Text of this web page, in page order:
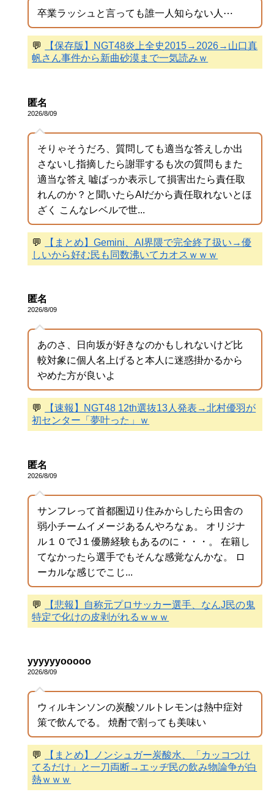
卒業ラッシュと言っても誰一人知らない人⋯
💬
【保存版】NGT48炎上全史2015→2026→山口真
帆さん事件から新曲砂漠まで一気読みｗ
匿名
2026/8/09
そりゃそうだろ、質問しても適当な答えしか出
さないし指摘したら謝罪するも次の質問もまた
適当な答え 嘘ばっか表示して損害出たら責任取
れんのか？と聞いたらAIだから責任取れないとほ
ざく こんなレベルで世...
💬
【まとめ】Gemini、AI界隈で完全終了扱い→優
しいから好む民も同数沸いてカオスｗｗｗ
匿名
2026/8/09
あのさ、日向坂が好きなのかもしれないけど比
較対象に個人名上げると本人に迷惑掛かるから
やめた方が良いよ
💬
【速報】NGT48 12th選抜13人発表→北村優羽が
初センター「夢叶った」ｗ
匿名
2026/8/09
サンフレって首都圏辺り住みからしたら田舎の
弱小チームイメージあるんやろなぁ。 オリジナ
ル１０でJ１優勝経験もあるのに・・・。 在籍し
てなかったら選手でもそんな感覚なんかな。 ロ
ーカルな感じでこじ...
💬
【悲報】自称元プロサッカー選手、なんJ民の鬼
特定で化けの皮剥がれるｗｗｗ
yyyyyyooooo
2026/8/09
ウィルキンソンの炭酸ソルトレモンは熱中症対
策で飲んでる。 焼酎で割っても美味い
💬
【まとめ】ノンシュガー炭酸水、「カッコつけ
てるだけ」と一刀両断→エッヂ民の飲み物論争が白
熱ｗｗｗ